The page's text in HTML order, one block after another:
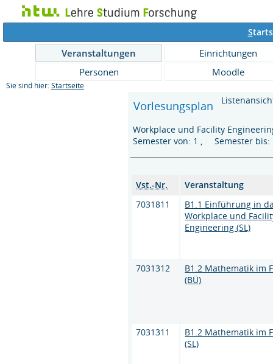
S
Veranstaltungen
Einrichtungen
Personen
Moodle
Sie sind hier: Startseite
Vorlesungsplan
Workplace und Facility
Semester von: 1 , Semester
Vst.-Nr.
Veranstaltung
7031811
B1.1 Einführung in
Workplace und
Engineering (SL)
7031312
B1.2 Mathematik im
(BÜ)
7031311
B1.2 Mathematik im
(SL)